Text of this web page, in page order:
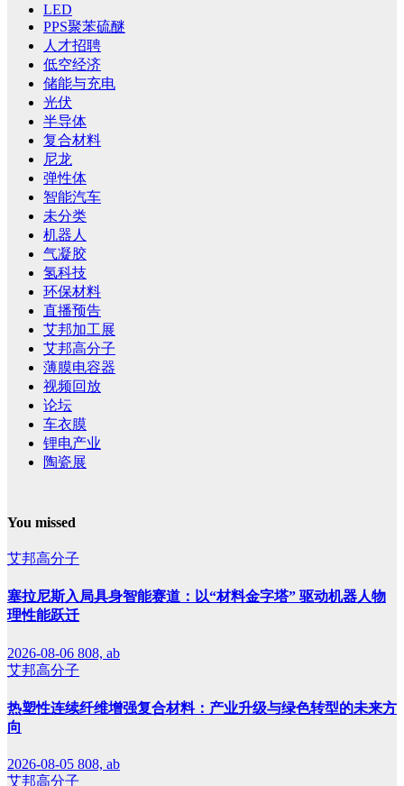
LED
PPS聚苯硫醚
人才招聘
低空经济
储能与充电
光伏
半导体
复合材料
尼龙
弹性体
智能汽车
未分类
机器人
气凝胶
氢科技
环保材料
直播预告
艾邦加工展
艾邦高分子
薄膜电容器
视频回放
论坛
车衣膜
锂电产业
陶瓷展
You missed
艾邦高分子
塞拉尼斯入局具身智能赛道：以“材料金字塔” 驱动机器人物
理性能跃迁
2026-08-06 808, ab
艾邦高分子
热塑性连续纤维增强复合材料：产业升级与绿色转型的未来方
向
2026-08-05 808, ab
艾邦高分子